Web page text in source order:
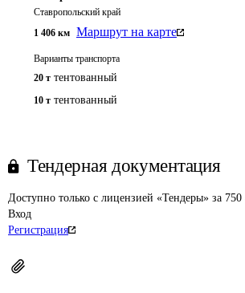
Ставропольский край
1 406 км Маршрут на карте
Варианты транспорта
20 т тентованный
10 т тентованный
Тендерная документация
Доступно только с лицензией «Тендеры» за
Вход
Регистрация